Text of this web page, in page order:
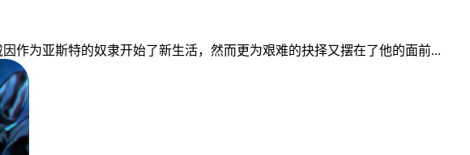
作为亚斯特的奴隶开始了新生活，然而更为艰难的抉择又摆在了他的面前...